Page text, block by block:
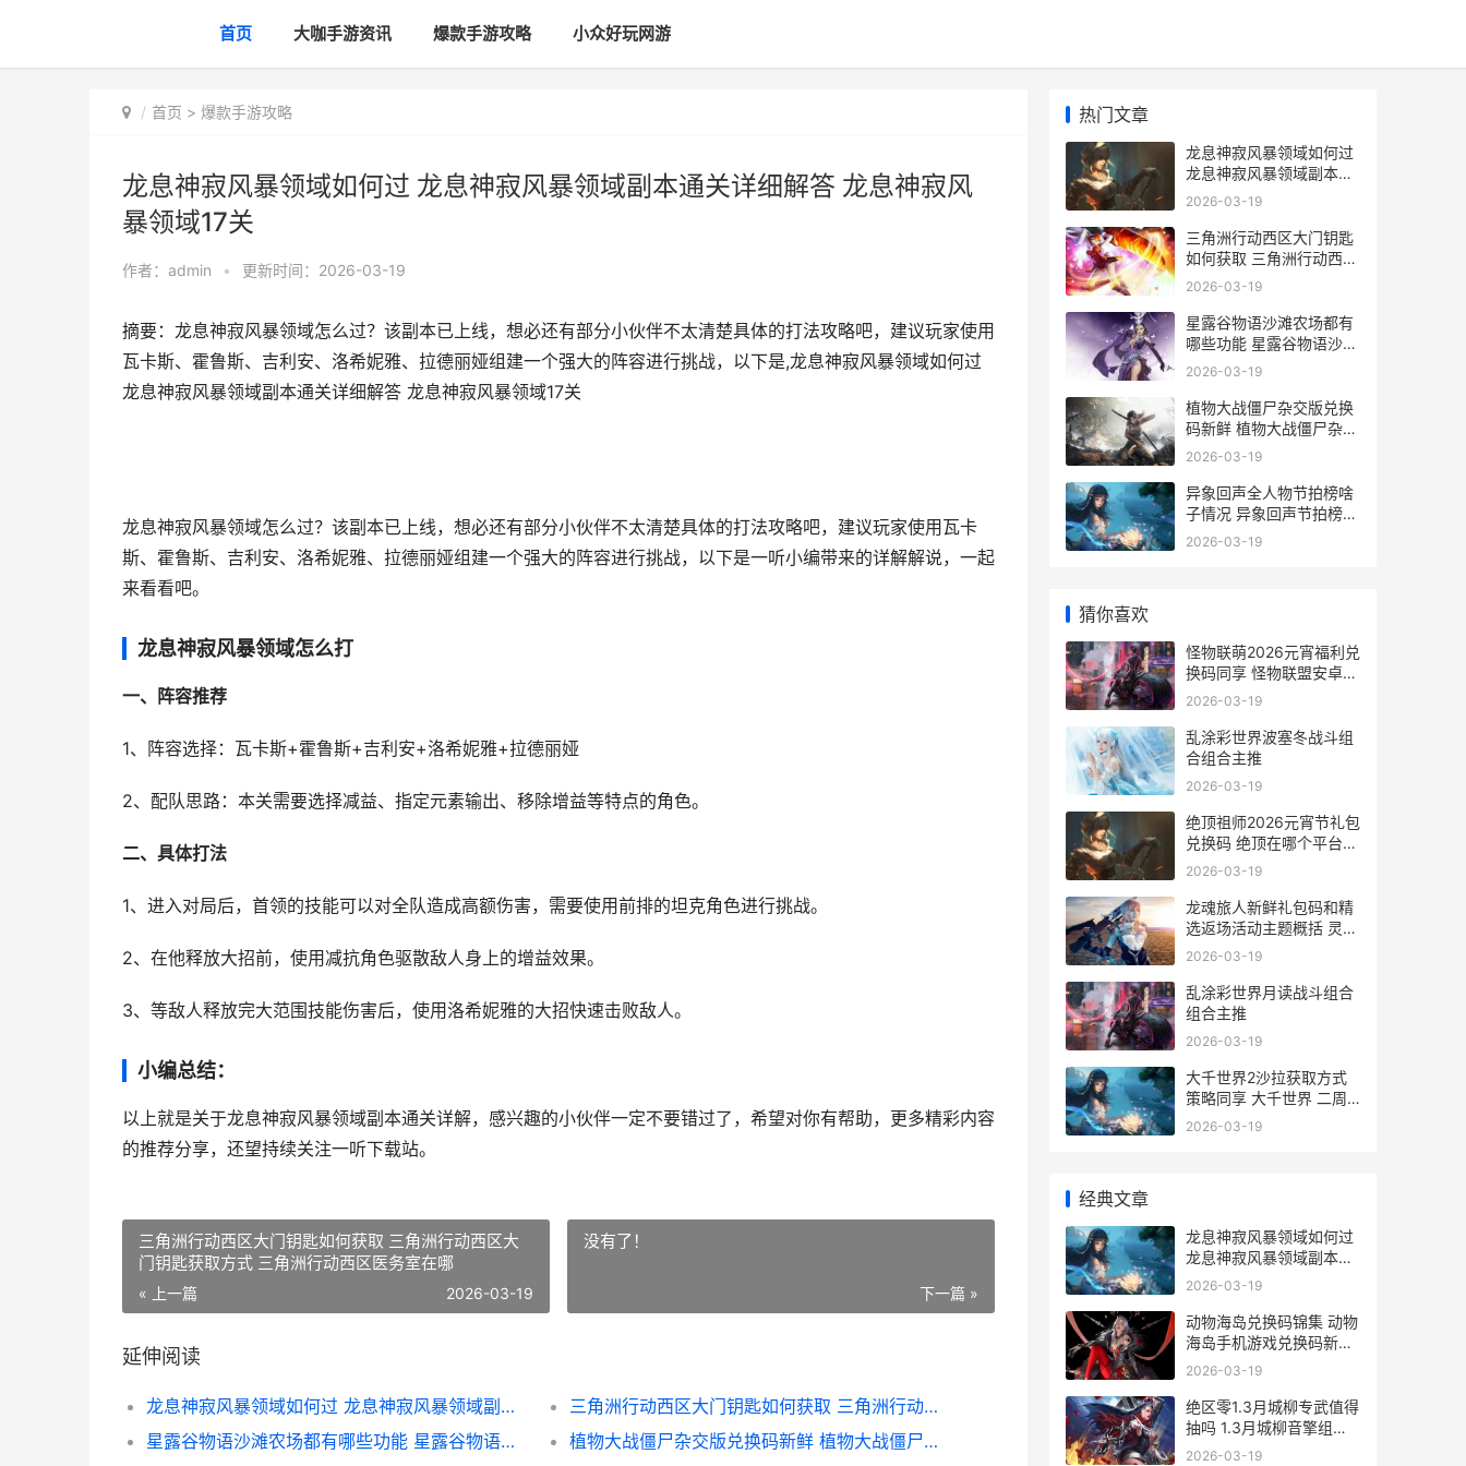
首页 大咖手游资讯 爆款手游攻略 小众好玩网游
首页 > 爆款手游攻略
龙息神寂风暴领域如何过 龙息神寂风暴领域副本通关详细解答 龙息神寂风
暴领域17关
作者： admin • 更新时间：2026-03-19
摘要：龙息神寂风暴领域怎么过？该副本已上线，想必还有部分小伙伴不太清楚具体的打法攻略吧，建议玩家使用
瓦卡斯、霍鲁斯、吉利安、洛希妮雅、拉德丽娅组建一个强大的阵容进行挑战，以下是,龙息神寂风暴领域如何过
龙息神寂风暴领域副本通关详细解答 龙息神寂风暴领域17关
龙息神寂风暴领域怎么过？该副本已上线，想必还有部分小伙伴不太清楚具体的打法攻略吧，建议玩家使用瓦卡
斯、霍鲁斯、吉利安、洛希妮雅、拉德丽娅组建一个强大的阵容进行挑战，以下是一听小编带来的详解解说，一起
来看看吧。
龙息神寂风暴领域怎么打
一、阵容推荐
1、阵容选择：瓦卡斯+霍鲁斯+吉利安+洛希妮雅+拉德丽娅
2、配队思路：本关需要选择减益、指定元素输出、移除增益等特点的角色。
二、具体打法
1、进入对局后，首领的技能可以对全队造成高额伤害，需要使用前排的坦克角色进行挑战。
2、在他释放大招前，使用减抗角色驱散敌人身上的增益效果。
3、等敌人释放完大范围技能伤害后，使用洛希妮雅的大招快速击败敌人。
小编总结：
以上就是关于龙息神寂风暴领域副本通关详解，感兴趣的小伙伴一定不要错过了，希望对你有帮助，更多精彩内容
的推荐分享，还望持续关注一听下载站。
三角洲行动西区大门钥匙如何获取 三角洲行动西区大
门钥匙获取方式 三角洲行动西区医务室在哪
« 上一篇 2026-03-19
没有了！
下一篇 »
延伸阅读
龙息神寂风暴领域如何过 龙息神寂风暴领域副本通关详细解答 龙息神寂风暴领域17关
三角洲行动西区大门钥匙如何获取 三角洲行动西区大门钥匙获取方式 三角洲行动西区医务室在哪
星露谷物语沙滩农场都有哪些功能 星露谷物语沙滩农场功能说明 星露谷物语沙滩农场布局图
植物大战僵尸杂交版兑换码新鲜 植物大战僵尸杂交版兑换码锦集 植物大战僵尸杂交版下载
热门文章
龙息神寂风暴领域如何过
龙息神寂风暴领域副本通
关详细解答 龙息神寂风暴
2026-03-19
三角洲行动西区大门钥匙
如何获取 三角洲行动西区
大门钥匙获取方式 三角洲
2026-03-19
星露谷物语沙滩农场都有
哪些功能 星露谷物语沙滩
农场功能说明 星露谷物语
2026-03-19
植物大战僵尸杂交版兑换
码新鲜 植物大战僵尸杂交
版兑换码锦集 植物大战僵
2026-03-19
异象回声全人物节拍榜啥
子情况 异象回声节拍榜新
鲜概括 异象6674
2026-03-19
猜你喜欢
怪物联萌2026元宵福利兑
换码同享 怪物联盟安卓下
载
2026-03-19
乱涂彩世界波塞冬战斗组
合组合主推
2026-03-19
绝顶祖师2026元宵节礼包
兑换码 绝顶在哪个平台连
载
2026-03-19
龙魂旅人新鲜礼包码和精
选返场活动主题概括 灵魂
旅人石英龙
2026-03-19
乱涂彩世界月读战斗组合
组合主推
2026-03-19
大千世界2沙拉获取方式
策略同享 大千世界 二周
目
2026-03-19
经典文章
龙息神寂风暴领域如何过
龙息神寂风暴领域副本通
关详细解答 龙息神寂风暴
2026-03-19
动物海岛兑换码锦集 动物
海岛手机游戏兑换码新鲜
动物岛小镇游戏
2026-03-19
绝区零1.3月城柳专武值得
抽吗 1.3月城柳音擎组合
解析
2026-03-19